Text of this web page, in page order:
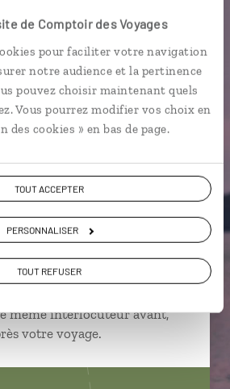
de Comptoir des Voyages
pour faciliter votre navigation
notre audience et la pertinence
pouvez choisir maintenant quels
Vous pourrez modifier vos choix en
cookies » en bas de page.
TOUT ACCEPTER
PERSONNALISER
TOUT REFUSER
Praia Piscina
Angolares Praia Jalé
votre itinéraire au plus
et de la réalité du pays.
à face ou depuis nos studios
agence, mais aussi par email ou
même interlocuteur avant,
votre voyage.